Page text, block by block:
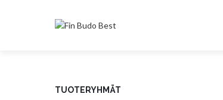
TUOTERYHMÄT